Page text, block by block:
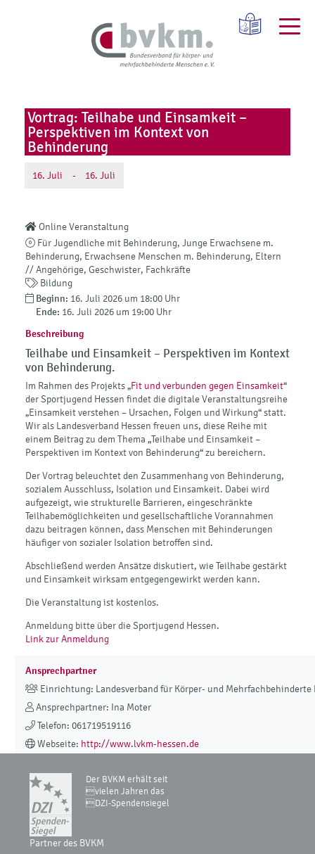
Vortrag: Teilhabe und Einsamkeit –
Perspektiven im Kontext von
Behinderung
16.Juli - 16.Juli
Online Veranstaltung
Für Jugendliche mit Behinderung, Junge Erwachsene m.
Behinderung, Erwachsene Menschen m. Behinderung, Eltern
// Angehörige, Geschwister, Fachkräfte
Bildung
Beginn: 16. Juli 2026 um 18:00 Uhr
Ende: 16. Juli 2026 um 19:00 Uhr
Beschreibung
Teilhabe und Einsamkeit – Perspektiven im Kontext
von Behinderung.
Im Rahmen des Projekts „Fit und verbunden gegen Einsamkeit“
der Sportjugend Hessen findet die digitale Veranstaltungsreihe
„Einsamkeit verstehen – Ursachen, Folgen und Wirkung“ statt.
Wir als Landesverband Hessen freuen uns, diese Reihe mit
einem Beitrag zu dem Thema „Teilhabe und Einsamkeit –
Perspektiven im Kontext von Behinderung“ zu bereichern.
Der Vortrag beleuchtet den Zusammenhang von Behinderung,
sozialem Ausschluss, Isolation und Einsamkeit. Dabei wird
aufgezeigt, wie strukturelle Barrieren, eingeschränkte
Teilhabemöglichkeiten und gesellschaftliche Vorannahmen
dazu beitragen können, dass Menschen mit Behinderungen
häufiger von sozialer Isolation betroffen sind.
Abschließend werden Ansätze diskutiert, wie Teilhabe gestärkt
und Einsamkeit wirksam entgegengewirkt werden kann.
Die Veranstaltung ist kostenlos.
Anmeldung bitte über die Sportjugend Hessen.
Link zur Anmeldung
Ansprechpartner
Einrichtung: Landesverband für Körper- und Mehrfachbehinderte
Ansprechpartner: Ina Moter
Telefon: 061719519116
Webseite: http://www.lvkm-hessen.de
Der BVKM erhält seit
vielen Jahren das
DZI-Spendensiegel
Partner des BVKM